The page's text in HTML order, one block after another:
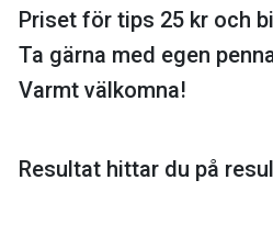
Priset för tips 25 kr och
Ta gärna med egen
Varmt välkomna!
Resultat hittar du på